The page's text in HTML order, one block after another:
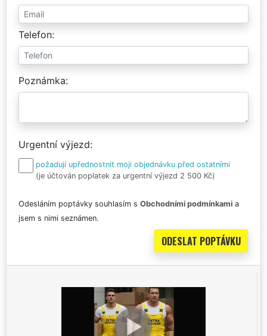
Telefon
Poznámka
Urgentní výjezd
požaduji upřednostnit moji objednávku před ostatními
(je účtován poplatek za urgentní výjezd 2 500 Kč)
Odesláním poptávky souhlasím s Obchodními podmínkami a
jsem s nimi seznámen.